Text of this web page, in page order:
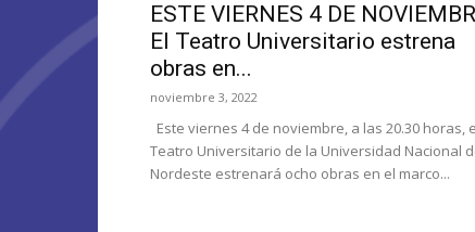
ESTE VIERNES 4 DE
El Teatro Universitario estrena
obras en...
noviembre 3, 2022
Este viernes 4 de noviembre, a las 20.30 horas,
Teatro Universitario de la Universidad Nacional
Nordeste estrenará ocho obras en el marco...